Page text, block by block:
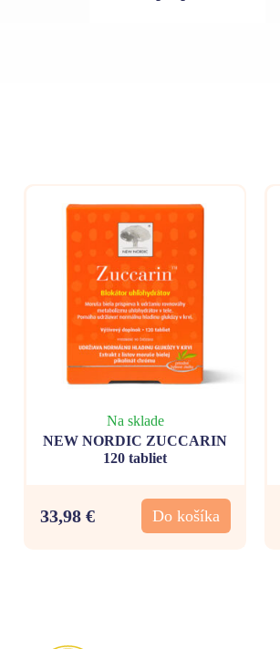
Na sklade
NEW NORDIC ZUCCARIN
120 tabliet
33,98 € Do košíka